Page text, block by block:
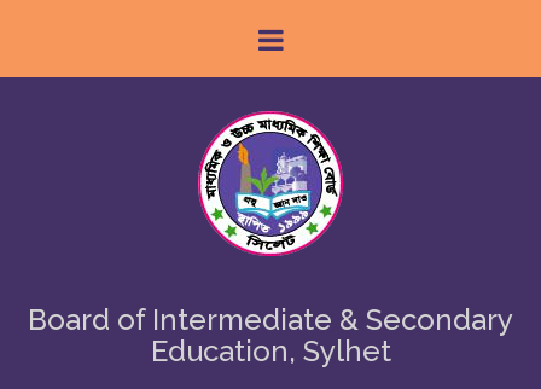
Board of Intermediate & Secondary
Education, Sylhet